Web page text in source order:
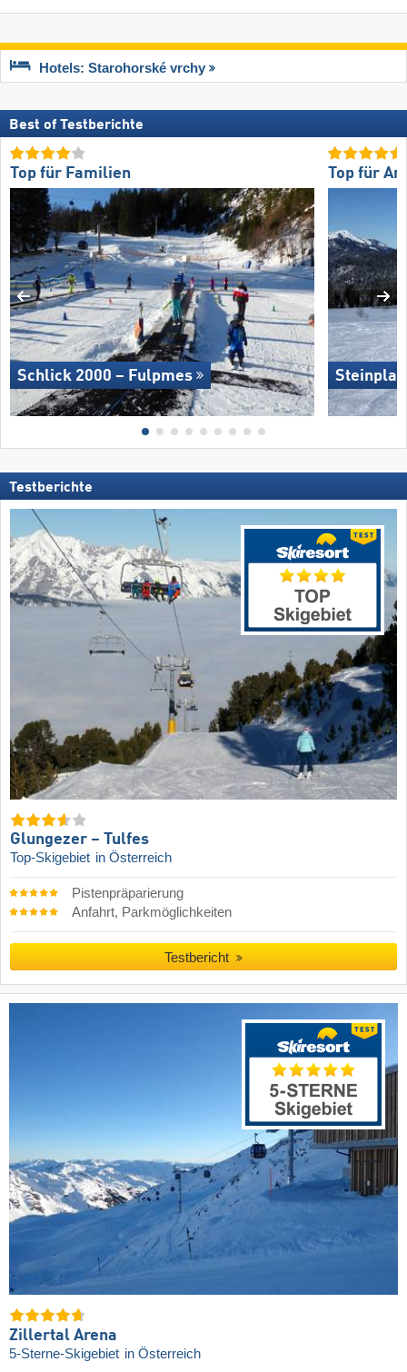
Hotels: Starohorské vrchy
Best of Testberichte
Top für Familien
Schlick 2000 – Fulpmes
Top für
Testberichte
Glungezer – Tulfes
Top-Skigebiet in Österreich
Pistenpräparierung
Anfahrt, Parkmöglichkeiten
Testbericht
Zillertal Arena
5-Sterne-Skigebiet in Österreich